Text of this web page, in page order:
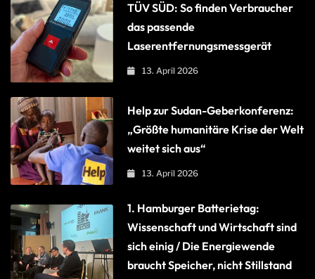
TÜV SÜD: So finden Verbraucher
das passende
Laserentfernungsmessgerät
13. April 2026
Help zur Sudan-Geberkonferenz:
„Größte humanitäre Krise der Welt
weitet sich aus“
13. April 2026
1. Hamburger Batterietag:
Wissenschaft und Wirtschaft sind
sich einig / Die Energiewende
braucht Speicher, nicht Stillstand